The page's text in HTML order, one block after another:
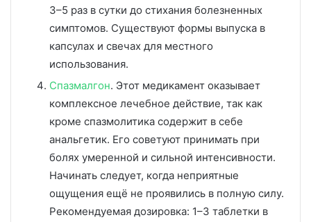
3–5 раз в сутки до стихания болезненных
симптомов. Существуют формы выпуска в
капсулах и свечах для местного
использования.
Спазмалгон. Этот медикамент оказывает
комплексное лечебное действие, так как
кроме спазмолитика содержит в себе
анальгетик. Его советуют принимать при
болях умеренной и сильной интенсивности.
Начинать следует, когда неприятные
ощущения ещё не проявились в полную силу.
Рекомендуемая дозировка: 1–3 таблетки в